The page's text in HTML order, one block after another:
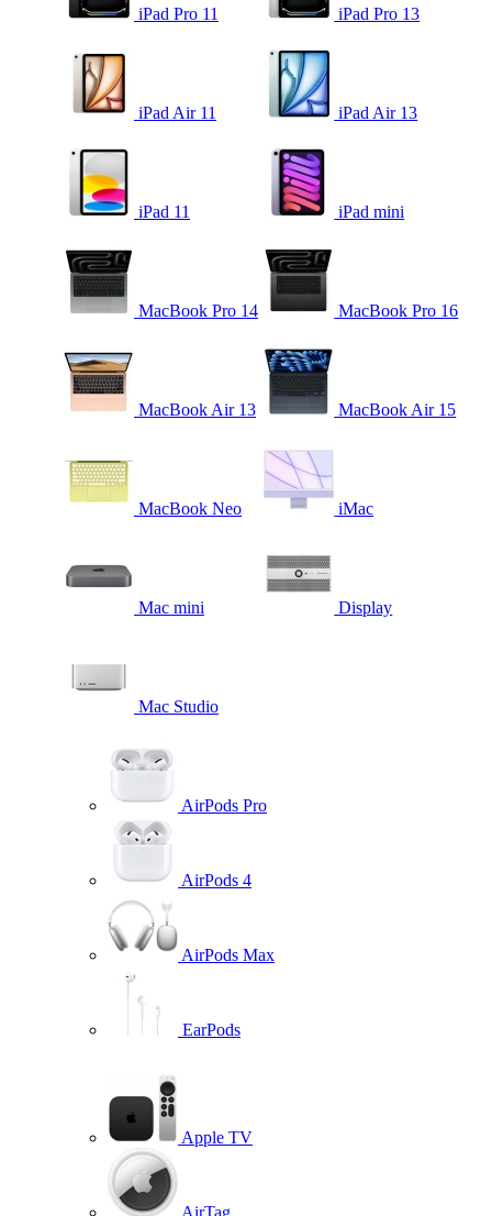
iPad Pro 11 iPad Pro 13
iPad Air 11 iPad Air 13
iPad 11 iPad mini
MacBook Pro 14 MacBook Pro 16
MacBook Air 13 MacBook Air 15
MacBook Neo iMac
Mac mini Display
Mac Studio
AirPods Pro
AirPods 4
AirPods Max
EarPods
Apple TV